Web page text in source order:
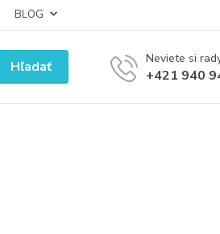
BLOG
Hľadať Neviete si
+421 940